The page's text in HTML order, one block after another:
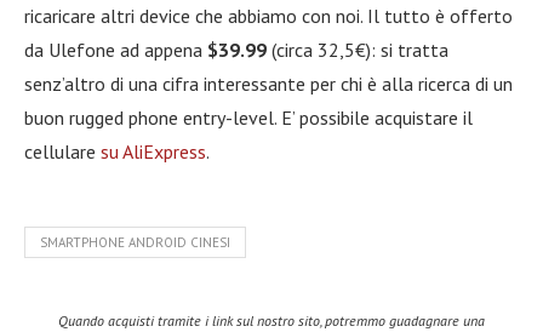
ricaricare altri device che abbiamo con noi. Il tutto è offerto
da Ulefone ad appena $39.99 (circa 32,5€): si tratta
senz’altro di una cifra interessante per chi è alla ricerca di un
buon rugged phone entry-level. E’ possibile acquistare il
cellulare su AliExpress.
SMARTPHONE ANDROID CINESI
Quando acquisti tramite i link sul nostro sito, potremmo guadagnare una